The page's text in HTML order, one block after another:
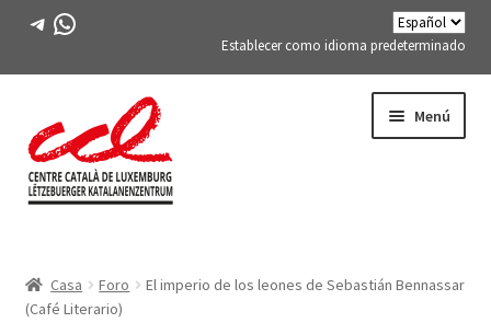
Telegrama
WhatsApp
Establecer como idioma predeterminado
la
navegación
al
contenido
Menú
menu
ACTIVIDADES
Expand
Casa Foro
El imperio de los leones de Sebastián Bennassar
(Café Literario)